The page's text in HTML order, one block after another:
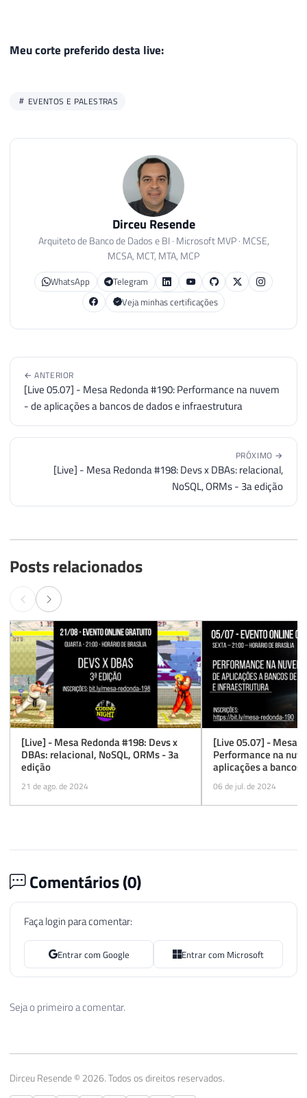
Meu corte preferido desta live:
EVENTOS E PALESTRAS
Dirceu Resende
Arquiteto de Banco de Dados e BI · Microsoft MVP · MCSE,
MCSA, MCT, MTA, MCP
WhatsApp
Telegram
Veja minhas certificações
← ANTERIOR
[Live 05.07] - Mesa Redonda #190: Performance na nuvem
- de aplicações a bancos de dados e infraestrutura
PRÓXIMO →
[Live] - Mesa Redonda #198: Devs x DBAs: relacional,
NoSQL, ORMs - 3a edição
Posts relacionados
[Live] - Mesa Redonda #198: Devs x
DBAs: relacional, NoSQL, ORMs - 3a
edição
21 de ago. de 2024
[Live 05.07] - Mesa
Performance na
aplicações a bancos
infraestrutura
06 de jul. de 2024
Comentários (0)
Faça login para comentar:
Entrar com Google Entrar com Microsoft
Seja o primeiro a comentar.
Dirceu Resende © 2026. Todos os direitos reservados.